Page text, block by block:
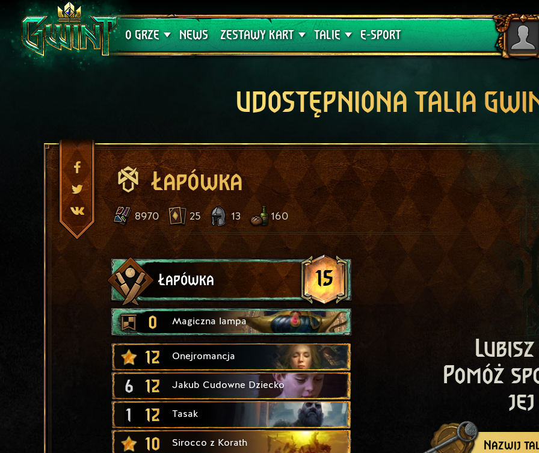
O GRZE
Wsparcie techniczne
NEWS ZESTAWY KART
Krwawa Klątwa
TALIE
Poradniki
E-SPORT
UDOSTĘPNIONA TALIA
Łapówka
8970 25 13 160
Łapówka 15
0 Magiczna lampa
12 Onejromancja
6 12 Jakub Cudowne Dziecko
1 12 Tasak
10 Sirocco z Korath
Pomóż
jej
Nazwij